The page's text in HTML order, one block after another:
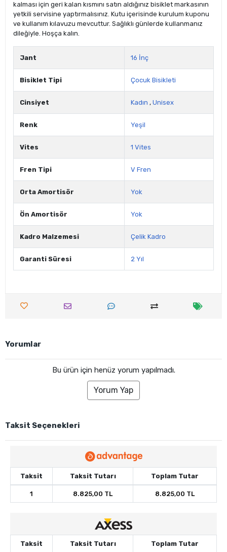
kalması için geri kalan kısmını satın aldığınız bisiklet markasının
yetkili servisine yaptırmalısınız. Kutu içerisinde kurulum kuponu
ve kullanım kılavuzu mevcuttur. Sağlıklı günlerde kullanmanız
dileğiyle. Hoşça kalın.
Jant 16 İnç
Bisiklet Tipi Çocuk Bisikleti
Cinsiyet Kadın , Unisex
Renk Yeşil
Vites 1 Vites
Fren Tipi V Fren
Orta Amortisör Yok
Ön Amortisör Yok
Kadro Malzemesi Çelik Kadro
Garanti Süresi 2 Yıl
Yorumlar
Bu ürün için henüz yorum yapılmadı.
Yorum Yap
Taksit Seçenekleri
Taksit Taksit Tutarı Toplam Tutar
1 8.825,00 TL 8.825,00 TL
Taksit Taksit Tutarı Toplam Tutar